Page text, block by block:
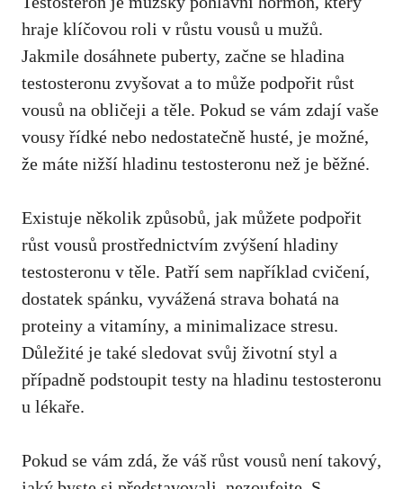
hraje klíčovou roli v růstu vousů u mužů.
Jakmile ⁢dosáhnete puberty, začne se hladina
testosteronu zvyšovat a to může ‍podpořit růst
vousů na obličeji a ⁤těle.​ Pokud se vám zdají vaše
vousy řídké nebo nedostatečně husté, je možné,
že máte⁤ nižší⁢ hladinu testosteronu než je ​běžné.
Existuje⁣ několik způsobů, jak můžete podpořit
růst vousů prostřednictvím zvýšení hladiny
testosteronu v těle. Patří sem⁤ například cvičení,
dostatek spánku, vyvážená strava bohatá na‌
proteiny a vitamíny, a minimalizace stresu.
Důležité je také sledovat svůj životní styl a
případně podstoupit testy na⁢ hladinu testosteronu
u lékaře.
Pokud⁢ se vám zdá, že váš růst vousů‌ není takový,